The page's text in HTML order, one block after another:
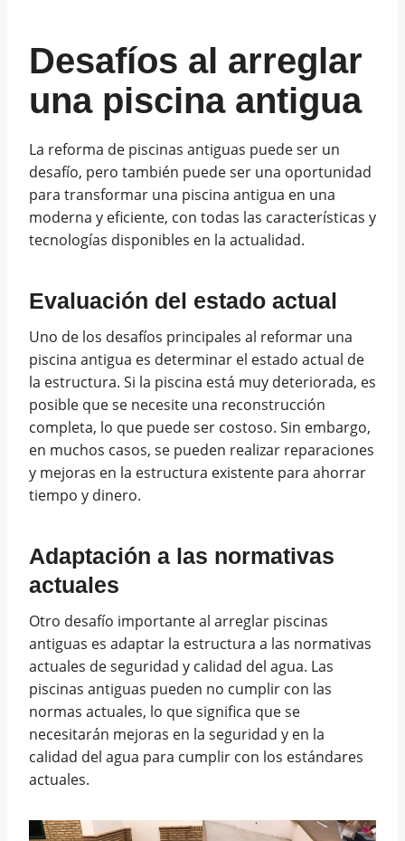
Desafíos al arreglar
una piscina antigua
La reforma de piscinas antiguas puede ser un
desafío, pero también puede ser una oportunidad
para transformar una piscina antigua en una
moderna y eficiente, con todas las características y
tecnologías disponibles en la actualidad.
Evaluación del estado actual
Uno de los desafíos principales al reformar una
piscina antigua es determinar el estado actual de
la estructura. Si la piscina está muy deteriorada, es
posible que se necesite una reconstrucción
completa, lo que puede ser costoso. Sin embargo,
en muchos casos, se pueden realizar reparaciones
y mejoras en la estructura existente para ahorrar
tiempo y dinero.
Adaptación a las normativas
actuales
Otro desafío importante al arreglar piscinas
antiguas es adaptar la estructura a las normativas
actuales de seguridad y calidad del agua. Las
piscinas antiguas pueden no cumplir con las
normas actuales, lo que significa que se
necesitarán mejoras en la seguridad y en la
calidad del agua para cumplir con los estándares
actuales.